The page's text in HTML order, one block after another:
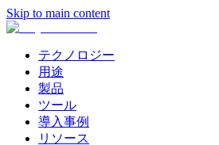
Skip to main content
テクノロジー
用途
製品
ツール
導入事例
リソース